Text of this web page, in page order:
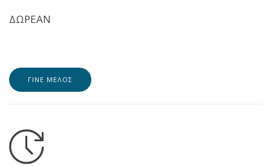
ΔΩΡΕΑΝ
ΓΙΝΕ ΜΕΛΟΣ